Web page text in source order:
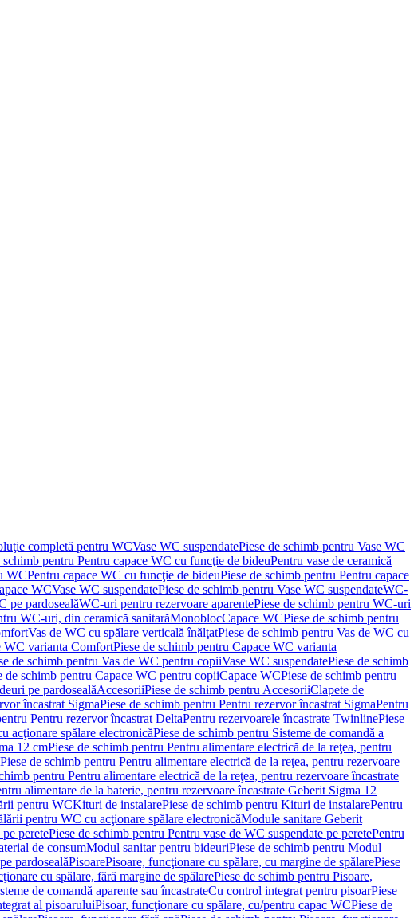
completă pentru WCVase WC suspendatePiese de schimb pentru Vase WC
schimb pentru Pentru capace WC cu funcţie de bideuPentru vase de ceramică
WCPentru capace WC cu funcţie de bideuPiese de schimb pentru Pentru capace
WCVase WC suspendatePiese de schimb pentru Vase WC suspendateWC-
pe pardosealăWC-uri pentru rezervoare aparentePiese de schimb pentru WC-uri
WC-uri, din ceramică sanitarăMonoblocCapace WCPiese de schimb pentru
Vas de WC cu spălare verticală înălţatPiese de schimb pentru Vas de WC cu
WC varianta ComfortPiese de schimb pentru Capace WC varianta
de schimb pentru Vas de WC pentru copiiVase WC suspendatePiese de schimb
de schimb pentru Capace WC pentru copiiCapace WCPiese de schimb pentru
pe pardosealăAccesoriiPiese de schimb pentru AccesoriiClapete de
încastrat SigmaPiese de schimb pentru Pentru rezervor încastrat SigmaPentru
Pentru rezervor încastrat DeltaPentru rezervoarele încastrate TwinlinePiese
acţionare spălare electronicăPiese de schimb pentru Sisteme de comandă a
12 cmPiese de schimb pentru Pentru alimentare electrică de la reţea, pentru
Piese de schimb pentru Pentru alimentare electrică de la reţea, pentru rezervoare
pentru Pentru alimentare electrică de la reţea, pentru rezervoare încastrate
alimentare de la baterie, pentru rezervoare încastrate Geberit Sigma 12
pentru WCKituri de instalarePiese de schimb pentru Kituri de instalarePentru
pentru WC cu acţionare spălare electronicăModule sanitare Geberit
peretePiese de schimb pentru Pentru vase de WC suspendate pe peretePentru
de consumModul sanitar pentru bideuriPiese de schimb pentru Modul
pardosealăPisoarePisoare, funcţionare cu spălare, cu margine de spălarePiese
cu spălare, fără margine de spălarePiese de schimb pentru Pisoare,
de comandă aparente sau încastrateCu control integrat pentru pisoarPiese
al pisoaruluiPisoar, funcţionare cu spălare, cu/pentru capac WCPiese de